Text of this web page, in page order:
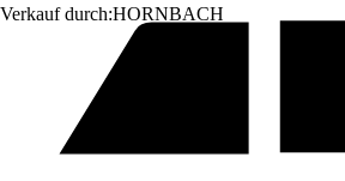
Verkauf durch:HORNBACH